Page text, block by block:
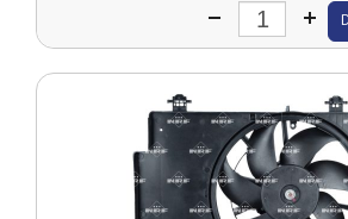
Wprowadź